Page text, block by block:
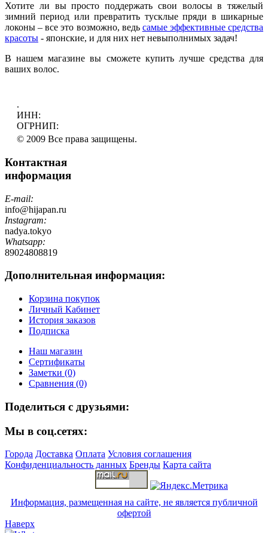
Хотите ли вы просто поддержать свои волосы в тяжелый
зимний период или превратить тусклые пряди в шикарные
локоны – все это возможно, ведь самые эффективные средства
красоты - японские, и для них нет невыполнимых задач!
В нашем магазине вы сможете купить лучше средства для
ваших волос.
.
ИНН:
ОГРНИП:
© 2009 Все права защищены.
Контактная
информация
E-mail:
info@hijapan.ru
Instagram:
nadya.tokyo
Whatsapp:
89024808819
Дополнительная информация:
Корзина покупок
Личный Кабинет
История заказов
Подписка
Наш магазин
Сертификаты
Заметки (0)
Сравнения (0)
Поделиться с друзьями:
Мы в соц.сетях:
Города Доставка Оплата Условия соглашения
Конфиденциальность данных Бренды Карта сайта
Информация, размещенная на сайте, не является публичной
офертой
Наверх